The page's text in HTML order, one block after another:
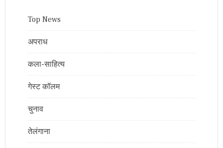
Top News
अपराध
कला-साहित्य
गेस्ट कॉलम
चुनाव
तेलंगाना